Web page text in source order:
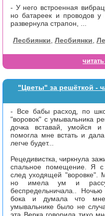
- У него встроенная
но батареек и проводов у
развернула страпон, ...
Лесбиянки Лесбиянки
"Цветы" за решёткой -
- Все бабы расход, по
"воровок" с умывальника
дочка вставай, умойся
помогла мне встать и
легче будет...
Рецедивистка, чиркнула
спальное помещение. Я с
след уходящей "воровке".
но имела ум и
беспредельничала..
бока и думала что
умывальнике было не